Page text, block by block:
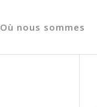
Où nous sommes